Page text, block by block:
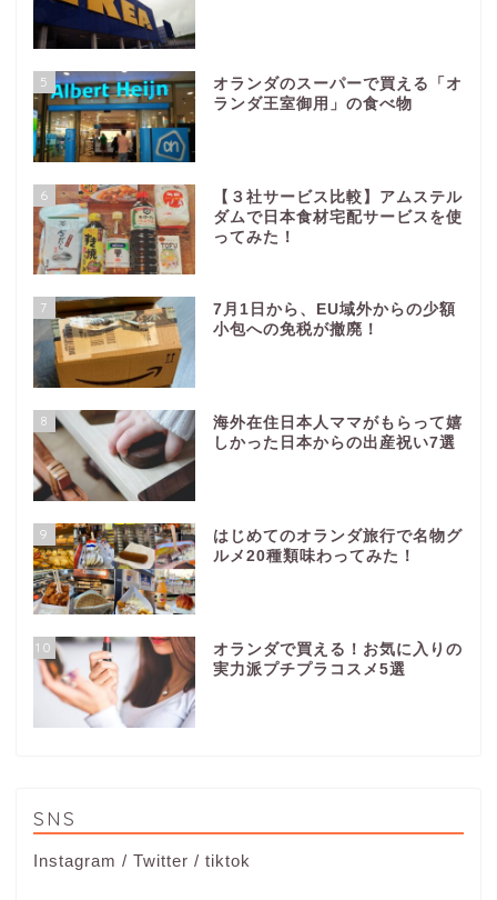
5
オランダのスーパーで買える「オ
ランダ王室御用」の食べ物
6
【３社サービス比較】アムステル
ダムで日本食材宅配サービスを使
ってみた！
7
7月1日から、EU域外からの少額
小包への免税が撤廃！
8
海外在住日本人ママがもらって嬉
しかった日本からの出産祝い7選
9
はじめてのオランダ旅行で名物グ
ルメ20種類味わってみた！
10
オランダで買える！お気に入りの
実力派プチプラコスメ5選
SNS
Instagram / Twitter / tiktok